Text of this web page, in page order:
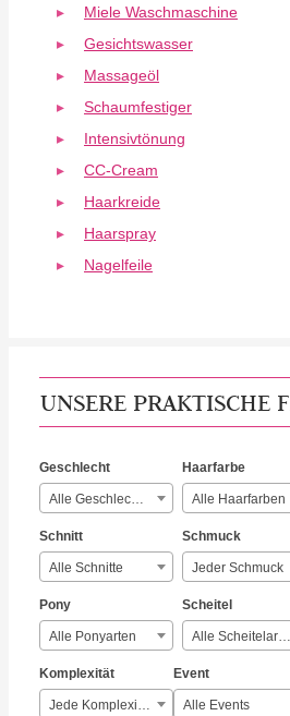
Miele Waschmaschine
Gesichtswasser
Massageöl
Schaumfestiger
Intensivtönung
CC-Cream
Haarkreide
Haarspray
Nagelfeile
UNSERE PRAKTISCHE
Geschlecht
Alle Geschlechter
Haarfarbe
Alle Haarfarben
Schnitt
Alle Schnitte
Schmuck
Jeder Schmuck
Pony
Alle Ponyarten
Scheitel
Alle Scheitelarten
Komplexität
Jede Komplexität
Event
Alle Events